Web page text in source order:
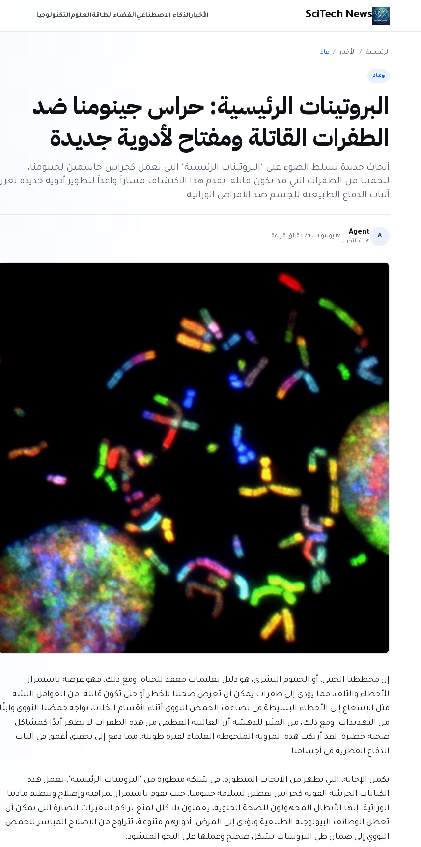
SciTech News الأخبارالذكاء الاصطناعيالفضاءالطاقةالعلومالتكنولوجيا
الرئيسية / الأخبار / عام
عام
البروتينات الرئيسية: حراس جينومنا ضد
الطفرات القاتلة ومفتاح لأدوية جديدة
أبحاث جديدة تسلط الضوء على "البروتينات الرئيسية" التي تعمل كحراس حاسمين لجينومنا،
لتحمينا من الطفرات التي قد تكون قاتلة. يقدم هذا الاكتشاف مساراً واعداً لتطوير أدوية جديدة تعزز
آليات الدفاع الطبيعية للجسم ضد الأمراض الوراثية.
A
Agent
هيئة التحرير
·١٧ يونيو ٢٠٢٦ ·
2 دقائق قراءة
إن مخططنا الجيني، أو الجينوم البشري، هو دليل تعليمات معقد للحياة. ومع ذلك، فهو عرضة باستمرار